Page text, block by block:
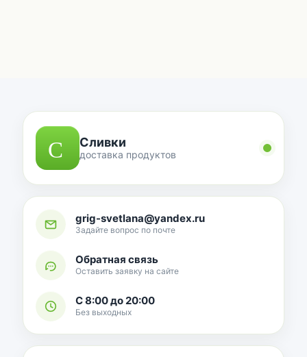
Сливки
доставка продуктов
grig-svetlana@yandex.ru
Задайте вопрос по почте
Обратная связь
Оставить заявку на сайте
С 8:00 до 20:00
Без выходных